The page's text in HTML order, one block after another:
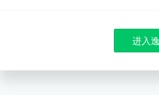
进入